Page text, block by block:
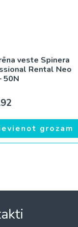
veste Spinera
Rental Neo
50N
grozam